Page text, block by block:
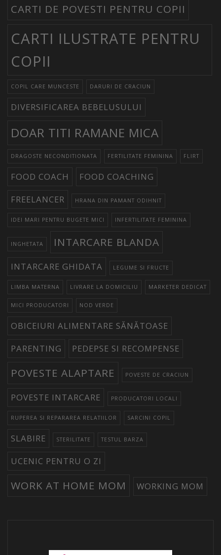
CARTI DE POVESTI PENTRU COPII
CARTI ILUSTRATE PENTRU
COPII
COPIL CARE MUNCESTE DARURI DE CRACIUN
DIVERSIFICAREA BEBELUSULUI
DOAR TITI RAMANE MICA
DRAGOSTE NECONDITIONATA FERTILITATE FEMININA FLIRT
FOOD COACH
FOOD COACHING
FREELANCER
HRANA DIN PAMANT ODIHNIT
IDEI MARI PENTRU BUGETE MICI INFERTILITATE FEMININA
INGHETATA INTARCARE BLANDA
INTARCARE GHIDATA LEGUME SI FRUCTE
LIMBA MATERNA LIVRARE LA DOMICILIU MARKETER DEDICAT
MICI PRODUCATORI NOD VERDE
OBICEIURI ALIMENTARE SĂNĂTOASE
PARENTING
PEDEPSE SI RECOMPENSE
POVESTE ALAPTARE POVESTE DE CRACIUN
POVESTE INTARCARE PRODUCATORI LOCALI
RUPEREA SI REPARAREA RELATIILOR SARCINI COPIL
SLABIRE STERILITATE TESTUL BARZA
UCENIC PENTRU O ZI
WORK AT HOME MOM WORKING MOM